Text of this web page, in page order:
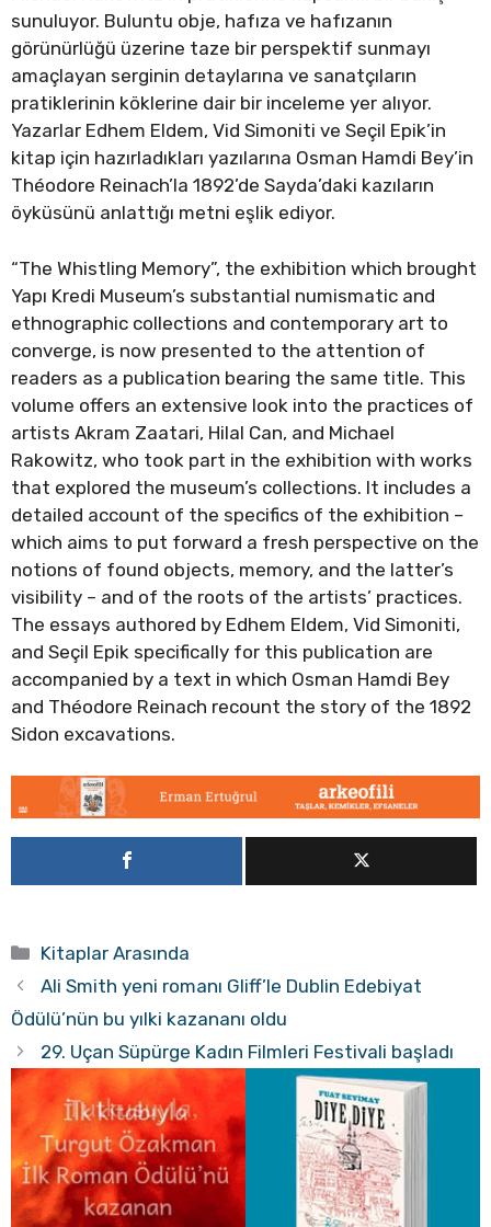
sunuluyor. Buluntu obje, hafıza ve hafızanın
görünürlüğü üzerine taze bir perspektif sunmayı
amaçlayan serginin detaylarına ve sanatçıların
pratiklerinin köklerine dair bir inceleme yer alıyor.
Yazarlar Edhem Eldem, Vid Simoniti ve Seçil Epik’in
kitap için hazırladıkları yazılarına Osman Hamdi Bey’in
Théodore Reinach’la 1892’de Sayda’daki kazıların
öyküsünü anlattığı metni eşlik ediyor.
“The Whistling Memory”, the exhibition which brought
Yapı Kredi Museum’s substantial numismatic and
ethnographic collections and contemporary art to
converge, is now presented to the attention of
readers as a publication bearing the same title. This
volume offers an extensive look into the practices of
artists Akram Zaatari, Hilal Can, and Michael
Rakowitz, who took part in the exhibition with works
that explored the museum’s collections. It includes a
detailed account of the specifics of the exhibition –
which aims to put forward a fresh perspective on the
notions of found objects, memory, and the latter’s
visibility – and of the roots of the artists’ practices.
The essays authored by Edhem Eldem, Vid Simoniti,
and Seçil Epik specifically for this publication are
accompanied by a text in which Osman Hamdi Bey
and Théodore Reinach recount the story of the 1892
Sidon excavations.
Kategoriler
Kitaplar Arasında
Ali Smith yeni romanı Gliff’le Dublin Edebiyat
Ödülü’nün bu yılki kazananı oldu
29. Uçan Süpürge Kadın Filmleri Festivali başladı